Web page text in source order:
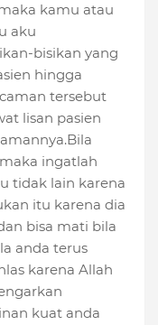
kamu atau
aku
bisikan yang
hingga
tersebut
lisan pasien
ingatlah
tidak lain karena
itu karena dia
bisa mati bila
anda terus
karena Allah
kuat anda